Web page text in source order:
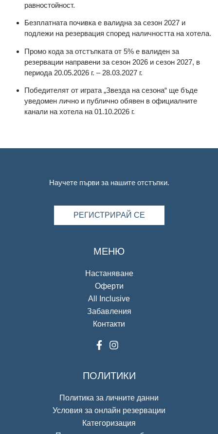
равностойност.
Безплатната почивка е валидна за сезон 2027 и
подлежи на резервация според наличността на хотела.
Промо кода за отстъпката от 5% е валиден за
резервации направени за сезон 2026 и сезон 2027, в
периода 20.05.2026 г. – 28.03.2027 г.
Победителят от играта „Звезда на сезона“ ще бъде
уведомен лично и публично обявен в официалните
канали на хотела на 01.10.2026 г.
Научете първи за нашите отстъпки.
РЕГИСТРИРАЙ СЕ
МЕНЮ
Настаняване
Оферти
All Inclusive
Забавления
Контакти
ПОЛИТИКИ
Политика за личните данни
Условия за онлайн резервации
Категоризация